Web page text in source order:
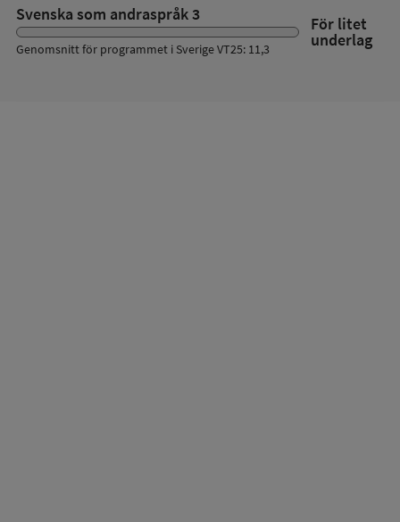
Svenska som andraspråk 3 För litet
underlag
Genomsnitt för programmet i Sverige VT25: 11,3